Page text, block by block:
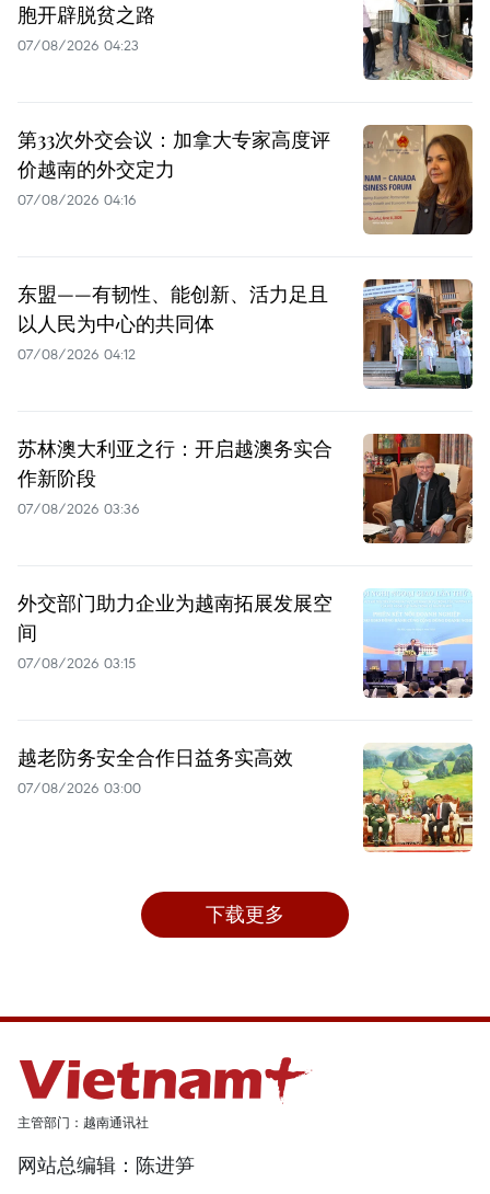
胞开辟脱贫之路
07/08/2026 04:23
第33次外交会议：加拿大专家高度评
价越南的外交定力
07/08/2026 04:16
东盟——有韧性、能创新、活力足且
以人民为中心的共同体
07/08/2026 04:12
苏林澳大利亚之行：开启越澳务实合
作新阶段
07/08/2026 03:36
外交部门助力企业为越南拓展发展空
间
07/08/2026 03:15
越老防务安全合作日益务实高效
07/08/2026 03:00
下载更多
主管部门：越南通讯社
网站总编辑：陈进笋